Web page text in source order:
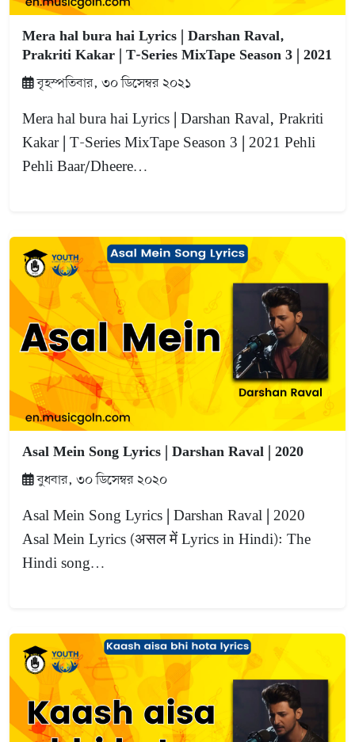
Mera hal bura hai Lyrics | Darshan Raval,
Prakriti Kakar | T-Series MixTape Season 3 | 2021
বৃহস্পতিবার, ৩০ ডিসেম্বর ২০২১
Mera hal bura hai Lyrics | Darshan Raval, Prakriti
Kakar | T-Series MixTape Season 3 | 2021 Pehli
Pehli Baar/Dheere…
Asal Mein Song Lyrics | Darshan Raval | 2020
বুধবার, ৩০ ডিসেম্বর ২০২০
Asal Mein Song Lyrics | Darshan Raval | 2020
Asal Mein Lyrics (असल में Lyrics in Hindi): The
Hindi song…